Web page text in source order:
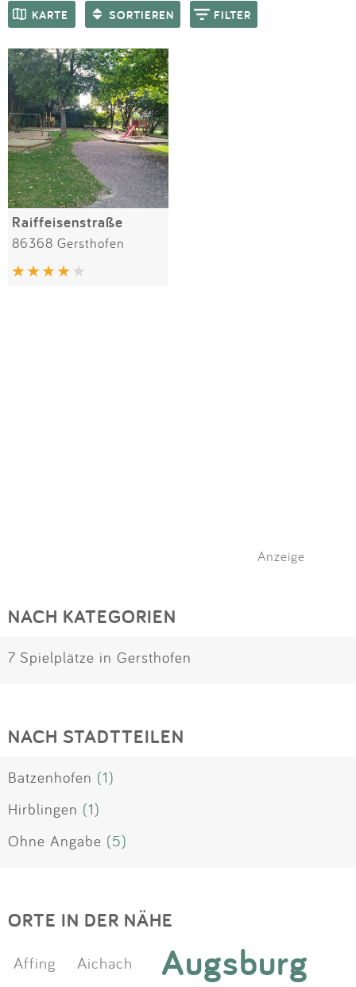
Anmelden
KARTE SORTIEREN FILTER
SPIELGERÄTE
Raiffeisenstraße
86368 Gersthofen
Anzeige
NACH KATEGORIEN
7 Spielplätze in Gersthofen
NACH STADTTEILEN
Batzenhofen (1)
Hirblingen (1)
Ohne Angabe (5)
ORTE IN DER NÄHE
Affing Aichach Augsburg